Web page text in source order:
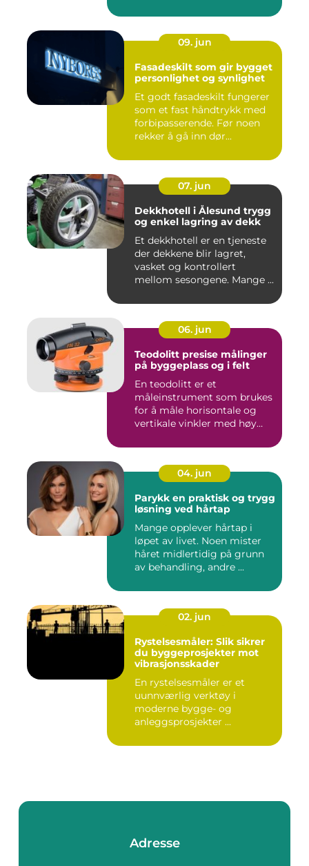
09. jun
Fasadeskilt som gir bygget
personlighet og synlighet
Et godt fasadeskilt fungerer
som et fast håndtrykk med
forbipasserende. Før noen
rekker å gå inn dør...
07. jun
Dekkhotell i Ålesund trygg
og enkel lagring av dekk
Et dekkhotell er en tjeneste
der dekkene blir lagret,
vasket og kontrollert
mellom sesongene. Mange ...
06. jun
Teodolitt presise målinger
på byggeplass og i felt
En teodolitt er et
måleinstrument som brukes
for å måle horisontale og
vertikale vinkler med høy
04. jun
Parykk en praktisk og trygg
løsning ved hårtap
Mange opplever hårtap i
løpet av livet. Noen mister
håret midlertidig på grunn
av behandling, andre ...
02. jun
Rystelsesmåler: Slik sikrer
du byggeprosjekter mot
vibrasjonsskader
En rystelsesmåler er et
uunnværlig verktøy i
moderne bygge- og
anleggsprosjekter ...
Adresse